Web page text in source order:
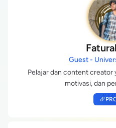
Guest -
Pelajar dan content creator
motivasi, dan